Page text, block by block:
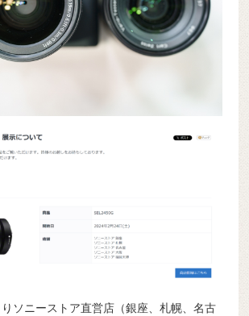
ソニーストア直営店（銀座、札幌、名古